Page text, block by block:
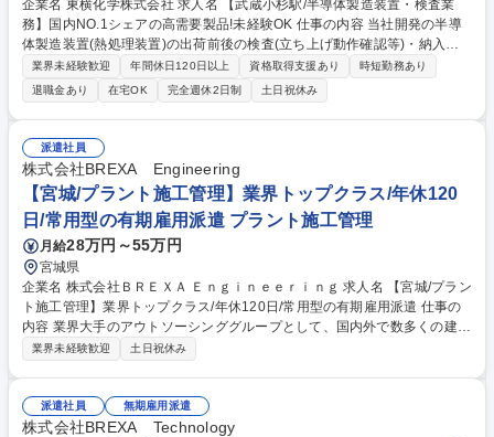
企業名 東横化学株式会社 求人名 【武蔵小杉駅/半導体製造装置・検査業
務】国内NO.1シェアの高需要製品!未経験OK 仕事の内容 当社開発の半導
体製造装置(熱処理装置)の出荷前後の検査(立ち上げ動作確認等)・納入後
の保守業務を担当します。出張はありますが手当はもちろん支給！国内N
o1シェア製品に未経験から関われる稀有なポジション。 社内で行う出荷
前検査業務、客先工場への据え付け後の検査業務をお任せします。検査は
明確な基準と手順に沿って行うため、未経験からでも専門的な検査スキル
を身につけることが可能です。(建物の改変を伴う業務は含まない) 【出
張】客先での検査対応の際は長期出張が発生します。 頻度：年に3～4回
程度／期間：1～1.5か月程度／中国を含む海外出張も予定しています。出
張時には日当（宿泊を伴う日当は1日2,500円）が支給。 募集職種 【武蔵
小杉駅/半導体製造装置・検査業務】国内NO.1シェアの高需要製品!未経験
OK
業界未経験歓迎 年間休日120日以上 資格取得支援あり
時短勤務あり
退職金あり
在宅OK 完全週休2日制 土日祝休み
派遣社員
株式会社BREXA Engineering
【宮城/プラント施工管理】業界トップクラス/年休120
日/常用型の有期雇用派遣 プラント施工管理
月給28万円～55万円
宮城県
企業名 株式会社ＢＲＥＸＡ Ｅｎｇｉｎｅｅｒｉｎｇ 求人名 【宮城/プラン
ト施工管理】業界トップクラス/年休120日/常用型の有期雇用派遣 仕事の
内容 業界大手のアウトソーシンググループとして、国内外で数多くの建設
プロジェクトを担ってきた当社にて、プラント施工管理をお任せいたしま
気計装・機器据付などの工種を担当し、安全・工程・品質管理を遂行※建
物への改変は無し 【魅力】◎ベテランプラント技術者による社内ナレッジ
業界未経験歓迎 土日祝休み
派遣社員 無期雇用派遣
株式会社BREXA Technology